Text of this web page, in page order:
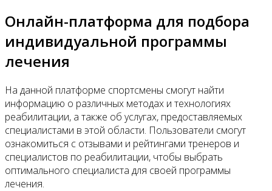
Онлайн-платформа для подбора
индивидуальной программы
лечения
На данной платформе спортсмены смогут найти
информацию о различных методах и технологиях
реабилитации, а также об услугах, предоставляемых
специалистами в этой области. Пользователи смогут
ознакомиться с отзывами и рейтингами тренеров и
специалистов по реабилитации, чтобы выбрать
оптимального специалиста для своей программы
лечения.